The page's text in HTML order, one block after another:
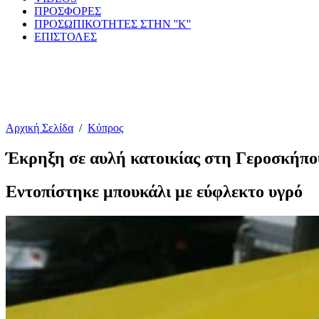
ΠΡΟΣΦΟΡΕΣ
ΠΡΟΣΩΠΙΚΟΤΗΤΕΣ ΣΤΗΝ ''Κ''
ΕΠΙΣΤΟΛΕΣ
Αρχική Σελίδα / Κύπρος
Έκρηξη σε αυλή κατοικίας στη
Εντοπίστηκε μπουκάλι με εύφλεκτο υγρό